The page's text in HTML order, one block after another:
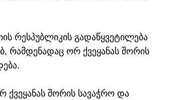
რესპუბლიკის გადაწყვეტილება
რამდენადაც ორ ქვეყანას შორის
შორის სავაჭრო და